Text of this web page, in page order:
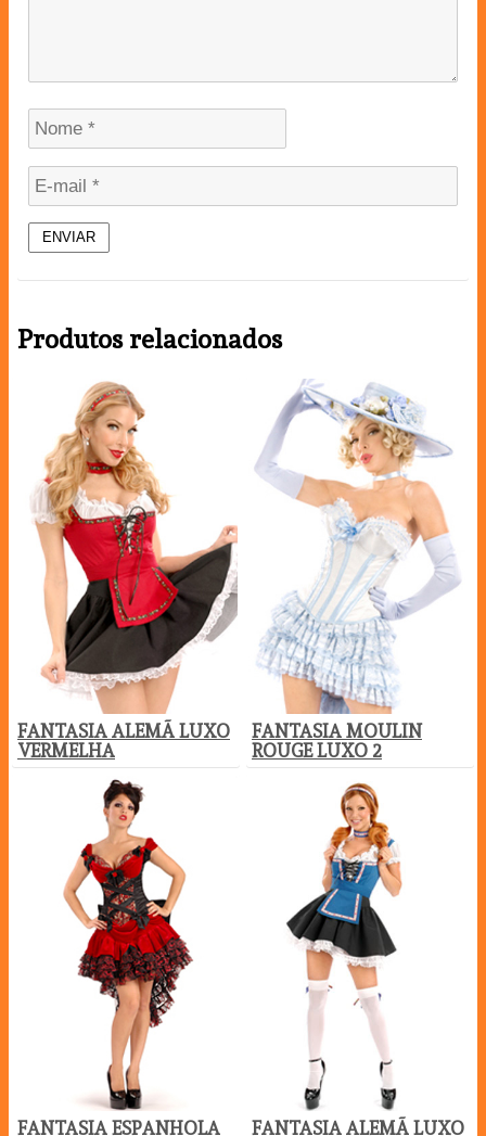
Produtos relacionados
FANTASIA ALEMÃ LUXO
VERMELHA
FANTASIA MOULIN
ROUGE LUXO 2
FANTASIA ESPANHOLA FANTASIA ALEMÃ LUXO